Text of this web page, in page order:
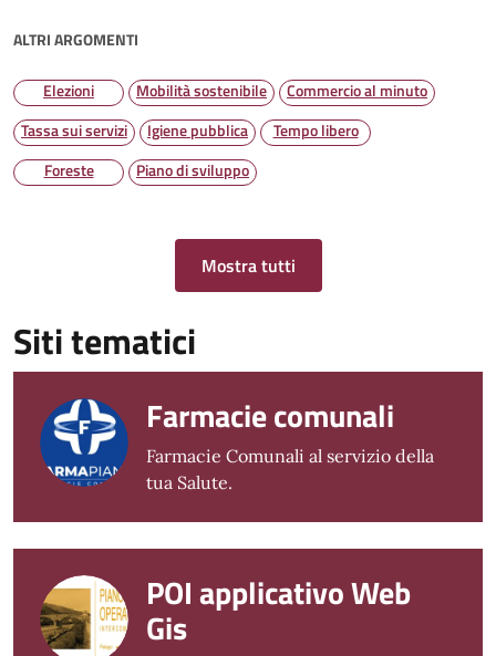
ALTRI ARGOMENTI
Elezioni Mobilità sostenibile
Commercio al minuto
Tassa sui servizi
Igiene pubblica
Tempo libero
Foreste
Piano di sviluppo
Mostra tutti
Siti tematici
Farmacie comunali
Farmacie Comunali al servizio della
tua Salute.
POI applicativo Web
Gis